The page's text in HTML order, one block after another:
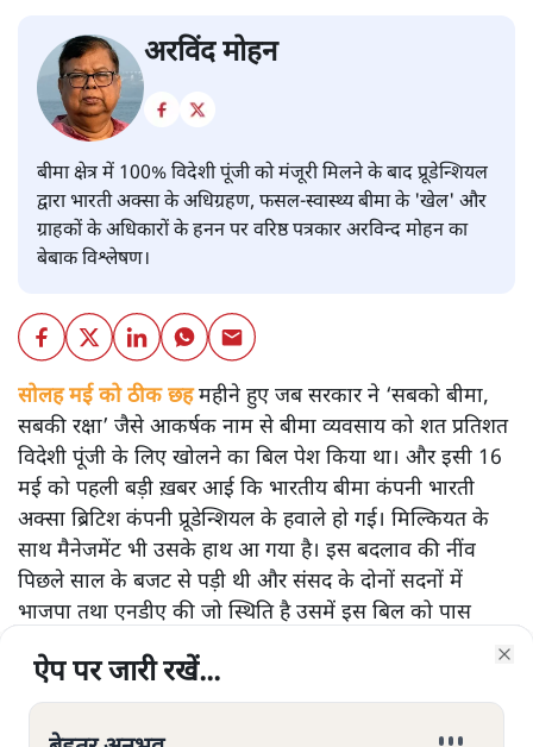
अरविंद मोहन
बीमा क्षेत्र में 100% विदेशी पूंजी को मंजूरी मिलने के बाद प्रूडेन्शियल
द्वारा भारती अक्सा के अधिग्रहण, फसल-स्वास्थ्य बीमा के 'खेल' और
ग्राहकों के अधिकारों के हनन पर वरिष्ठ पत्रकार अरविन्द मोहन का
बेबाक विश्लेषण।
सोलह मई को ठीक छहमहीने हुए जब सरकार ने ‘सबको बीमा,
सबकी रक्षा’ जैसे आकर्षक नाम से बीमा व्यवसाय को शत प्रतिशत
विदेशी पूंजी के लिए खोलने का बिल पेश किया था। और इसी 16
मई को पहली बड़ी ख़बर आई कि भारतीय बीमा कंपनी भारती
अक्सा ब्रिटिश कंपनी प्रूडेन्शियल के हवाले हो गई। मिल्कियत के
साथ मैनेजमेंट भी उसके हाथ आ गया है। इस बदलाव की नींव
पिछले साल के बजट से पड़ी थी और संसद के दोनों सदनों में
भाजपा तथा एनडीए की जो स्थिति है उसमें इस बिल को पास
भारतीय मजदूर संघ समेत की मज़दूर यूनियनों और राजनैतिक दलों
की तरफ से विरोध का जो स्वर सुनाई दिया था इस बार कहीं से भी
चूं की आवाज भी नहीं आई।
ऐप पर जारी रखें...
ऐप पर जारी रखें...
ऐप पर जारी रखें...
ऐप पर जारी रखें...
ऐप पर जारी रखें...
ऐप पर जारी रखें...